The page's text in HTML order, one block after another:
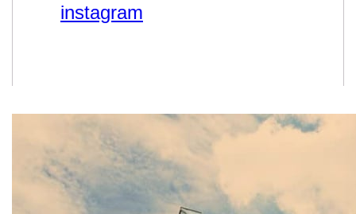
instagram